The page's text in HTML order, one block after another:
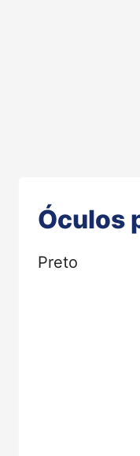
Óculos
Preto